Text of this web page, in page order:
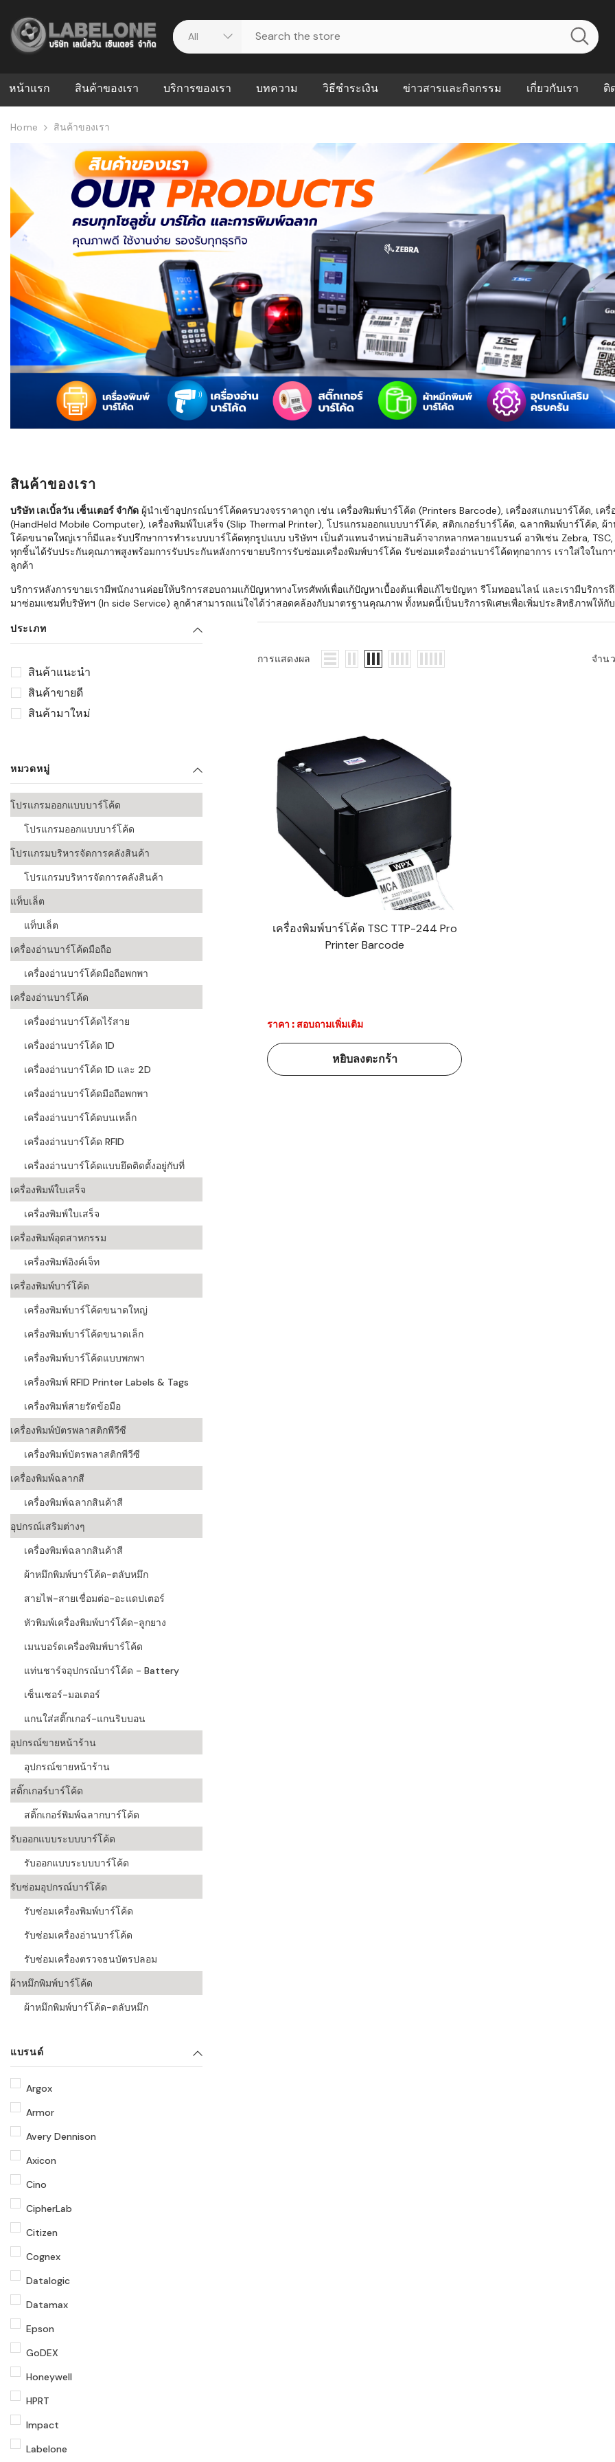
หน้าแรก สินค้าของเรา บริการของเรา
ดาวน์โหลดไดร์เวอร์
วีดีโอแนะนำ
บทความ
บริหารคลังสินค้าที่ช่วยลด
สต็อกแบบ Real-time
ปัญหาคลังสินค้าที่บอกว่า
ธุรกิจของคุณควรเริ่มใช้
WMS กับ ERP ต่างกัน
อย่างไร? ทำไมหลายธุรกิจ
ต้องใช้ร่วมกัน
ใช้ Excel คุมสต็อก กับใช้
WMS ต่างกันอย่างไร?
แบบไหนเหมาะกับธุรกิจที่
กำลังเติบโต
ขั้นตอนการทำงานของ
WMS ตั้งแต่รับสินค้า จัด
เก็บ หยิบ แพ็ก จนถึงจัดส่ง
อย่างไร
WMS สำหรับธุรกิจ 3PL,
ค้าส่ง และ E-Commerce:
แนะนำ Checklist ก่อน
เลือกระบบ WMS: ธุรกิจ
ก่อนเริ่มติดตั้ง
ส่งและโลจิสติกส์
ระบบบาร์โค้ดในธุรกิจ
ขายธุรกิจค้าปลีก
การพัฒนาบาร์โค้ดในงาน
อุตสาหกรรม
ระบบบาร์โค้ดใน
อุตสาหกรรมยานยนต์
อุตสาหกรรมเสื้อผ้า
ระบบบาร์โค้ดใน
แพทย์
ระบบบาร์โค้ดในด้านการ
วิธีชำระเงิน ข่าวสารและกิจกรรม เกี่ยวกับเรา
FAQs
Our Customer
ติ
Home สินค้าของเรา
สินค้าของเรา
บริษัท เลเบิ้ลวัน เซ็นเตอร์ จำกัด ผู้นำเข้าอุปกรณ์บาร์โค้ดครบวงจรราคาถูก เช่น เครื่องพิมพ์บาร์โค้ด (Printers Barcode), เครื่องสแกนบาร์โค้ด, เค
(HandHeld Mobile Computer), เครื่องพิมพ์ใบเสร็จ (Slip Thermal Printer), โปรแกรมออกแบบบาร์โค้ด, สติกเกอร์บาร์โค้ด, ฉลากพิมพ์บาร์โค้ด,
โค้ดขนาดใหญ่เราก็มีและรับปรึกษาการทำระบบบาร์โค้ดทุกรูปแบบ บริษัทฯ เป็นตัวแทนจำหน่ายสินค้าจากหลากหลายแบรนด์ อาทิเช่น Zebra, TSC,
ทุกชิ้นได้รับประกันคุณภาพสูงพร้อมการรับประกันหลังการขายบริการรับซ่อมเครื่องพิมพ์บาร์โค้ด รับซ่อมเครื่องอ่านบาร์โค้ดทุกอาการ เราใส่ใจใน
ลูกค้า
บริการหลังการขายเรามีพนักงานค่อยให้บริการสอบถามแก้ปัญหาทางโทรศัพท์เพื่อแก้ปัญหาเบื้องต้นเพื่อแก้ไขปัญหา รีโมทออนไลน์ และเรามีบริการ
มาซ่อมแซมที่บริษัทฯ (In side Service) ลูกค้าสามารถแน่ใจได้ว่าสอดคล้องกับมาตรฐานคุณภาพ ทั้งหมดนี้เป็นบริการพิเศษเพื่อเพิ่มประสิทธิภาพให้กั
ประเภท
สินค้าแนะนำ
สินค้าขายดี
สินค้ามาใหม่
หมวดหมู่
โปรแกรมออกแบบบาร์โค้ด
โปรแกรมออกแบบบาร์โค้ด
โปรแกรมบริหารจัดการคลังสินค้า
โปรแกรมบริหารจัดการคลังสินค้า
แท็บเล็ต
แท็บเล็ต
เครื่องอ่านบาร์โค้ดมือถือ
เครื่องอ่านบาร์โค้ดมือถือพกพา
เครื่องอ่านบาร์โค้ด
เครื่องอ่านบาร์โค้ดไร้สาย
เครื่องอ่านบาร์โค้ด 1D
เครื่องอ่านบาร์โค้ด 1D และ 2D
เครื่องอ่านบาร์โค้ดมือถือพกพา
เครื่องอ่านบาร์โค้ดบนเหล็ก
เครื่องอ่านบาร์โค้ด RFID
เครื่องอ่านบาร์โค้ดแบบยึดติดตั้งอยู่กับที่
เครื่องพิมพ์ใบเสร็จ
เครื่องพิมพ์ใบเสร็จ
เครื่องพิมพ์อุตสาหกรรม
เครื่องพิมพ์อิงค์เจ็ท
เครื่องพิมพ์บาร์โค้ด
เครื่องพิมพ์บาร์โค้ดขนาดใหญ่
เครื่องพิมพ์บาร์โค้ดขนาดเล็ก
เครื่องพิมพ์บาร์โค้ดแบบพกพา
เครื่องพิมพ์ RFID Printer Labels & Tags
เครื่องพิมพ์สายรัดข้อมือ
เครื่องพิมพ์บัตรพลาสติกพีวีซี
เครื่องพิมพ์บัตรพลาสติกพีวีซี
เครื่องพิมพ์ฉลากสี
เครื่องพิมพ์ฉลากสินค้าสี
อุปกรณ์เสริมต่างๆ
เครื่องพิมพ์ฉลากสินค้าสี
ผ้าหมึกพิมพ์บาร์โค้ด-ตลับหมึก
สายไฟ-สายเชื่อมต่อ-อะแดปเตอร์
หัวพิมพ์เครื่องพิมพ์บาร์โค้ด-ลูกยาง
เมนบอร์ดเครื่องพิมพ์บาร์โค้ด
แท่นชาร์จอุปกรณ์บาร์โค้ด - Battery
เซ็นเซอร์-มอเตอร์
แกนใส่สติ๊กเกอร์-แกนริบบอน
อุปกรณ์ขายหน้าร้าน
อุปกรณ์ขายหน้าร้าน
สติ๊กเกอร์บาร์โค้ด
สติ๊กเกอร์พิมพ์ฉลากบาร์โค้ด
รับออกแบบระบบบาร์โค้ด
รับออกแบบระบบบาร์โค้ด
รับซ่อมอุปกรณ์บาร์โค้ด
รับซ่อมเครื่องพิมพ์บาร์โค้ด
รับซ่อมเครื่องอ่านบาร์โค้ด
รับซ่อมเครื่องตรวจธนบัตรปลอม
ผ้าหมึกพิมพ์บาร์โค้ด
ผ้าหมึกพิมพ์บาร์โค้ด-ตลับหมึก
แบรนด์
Argox
Armor
Avery Dennison
Axicon
Cino
CipherLab
Citizen
Cognex
Datalogic
Datamax
Epson
GoDEX
Honeywell
HPRT
Impact
Labelone
การแสดงผล จำน
เครื่องพิมพ์บาร์โค้ด TSC TTP-244 Pro
Printer Barcode
ราคา : สอบถามเพิ่มเติม
หยิบลงตะกร้า